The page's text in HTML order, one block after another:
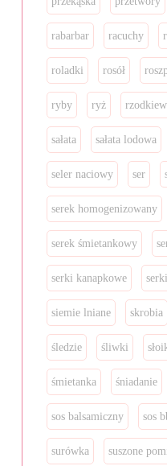
rabarbar racuchy
roladki rosół
ryby ryż
sałata sałata lodowa
seler naciowy ser
serek homogenizowany
serek śmietankowy
serki kanapkowe
siemie lniane skrobia
śledzie śliwki
śmietanka śniadanie
sos balsamiczny sos
surówka suszone